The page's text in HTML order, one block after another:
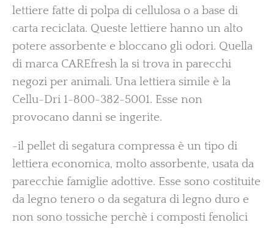
lettiere fatte di polpa di cellulosa o a base di
carta reciclata. Queste lettiere hanno un alto
potere assorbente e bloccano gli odori. Quella
di marca CAREfresh la si trova in parecchi
negozi per animali. Una lettiera simile è la
Cellu-Dri 1-800-382-5001. Esse non
provocano danni se ingerite.
-il pellet di segatura compressa è un tipo di
lettiera economica, molto assorbente, usata da
parecchie famiglie adottive. Esse sono costituite
da legno tenero o da segatura di legno duro e
non sono tossiche perchè i composti fenolici